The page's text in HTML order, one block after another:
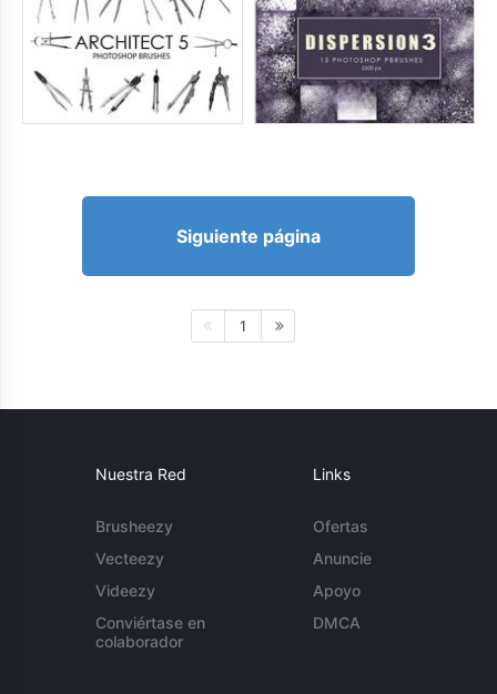
Siguiente página
1
Nuestra Red
Brusheezy
Vecteezy
Videezy
Conviértase en
colaborador
Links
Ofertas
Anuncie
Apoyo
DMCA